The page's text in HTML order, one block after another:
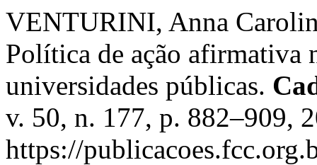
VENTURINI, Anna
Política de ação afirmativa
universidades públicas.
v. 50, n. 177, p. 882–909,
https://